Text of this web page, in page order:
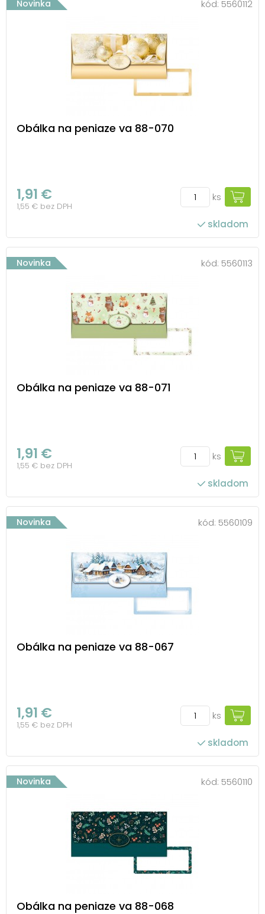
Novinka kód: 5560112
Obálka na peniaze va 88-070
1,91 €
1,55 € bez DPH
ks
skladom
Novinka kód: 5560113
Obálka na peniaze va 88-071
1,91 €
1,55 € bez DPH
ks
skladom
Novinka kód: 5560109
Obálka na peniaze va 88-067
1,91 €
1,55 € bez DPH
ks
skladom
Novinka kód: 5560110
Obálka na peniaze va 88-068